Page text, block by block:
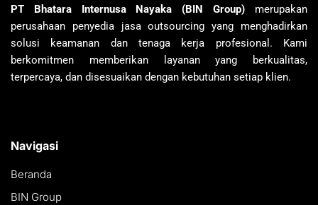
PT Bhatara Internusa Nayaka (BIN Group) merupakan
perusahaan penyedia jasa outsourcing yang menghadirkan
solusi keamanan dan tenaga kerja profesional. Kami
berkomitmen memberikan layanan yang berkualitas,
terpercaya, dan disesuaikan dengan kebutuhan setiap klien.
Navigasi
Beranda
BIN Group